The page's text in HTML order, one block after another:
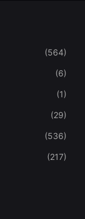
(564)
(6)
(1)
(29)
(536)
(217)